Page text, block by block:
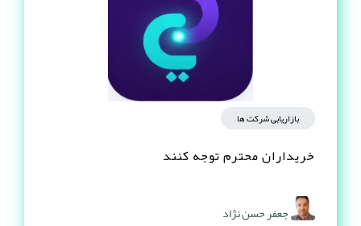
بازاریابی شرکت ها
خریداران محترم توجه کنند
جعفر حسن نژاد